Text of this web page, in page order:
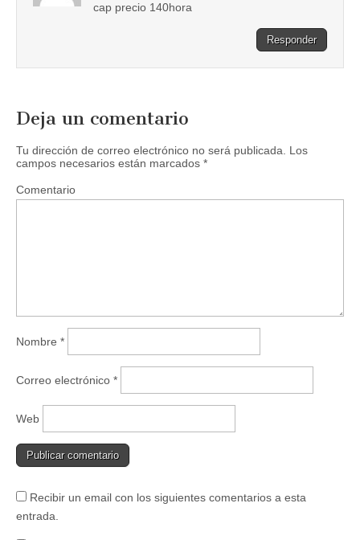
cap precio 140hora
Responder
Deja un comentario
Tu dirección de correo electrónico no será publicada. Los
campos necesarios están marcados *
Comentario
Nombre *
Correo electrónico *
Web
Recibir un email con los siguientes comentarios a esta
entrada.